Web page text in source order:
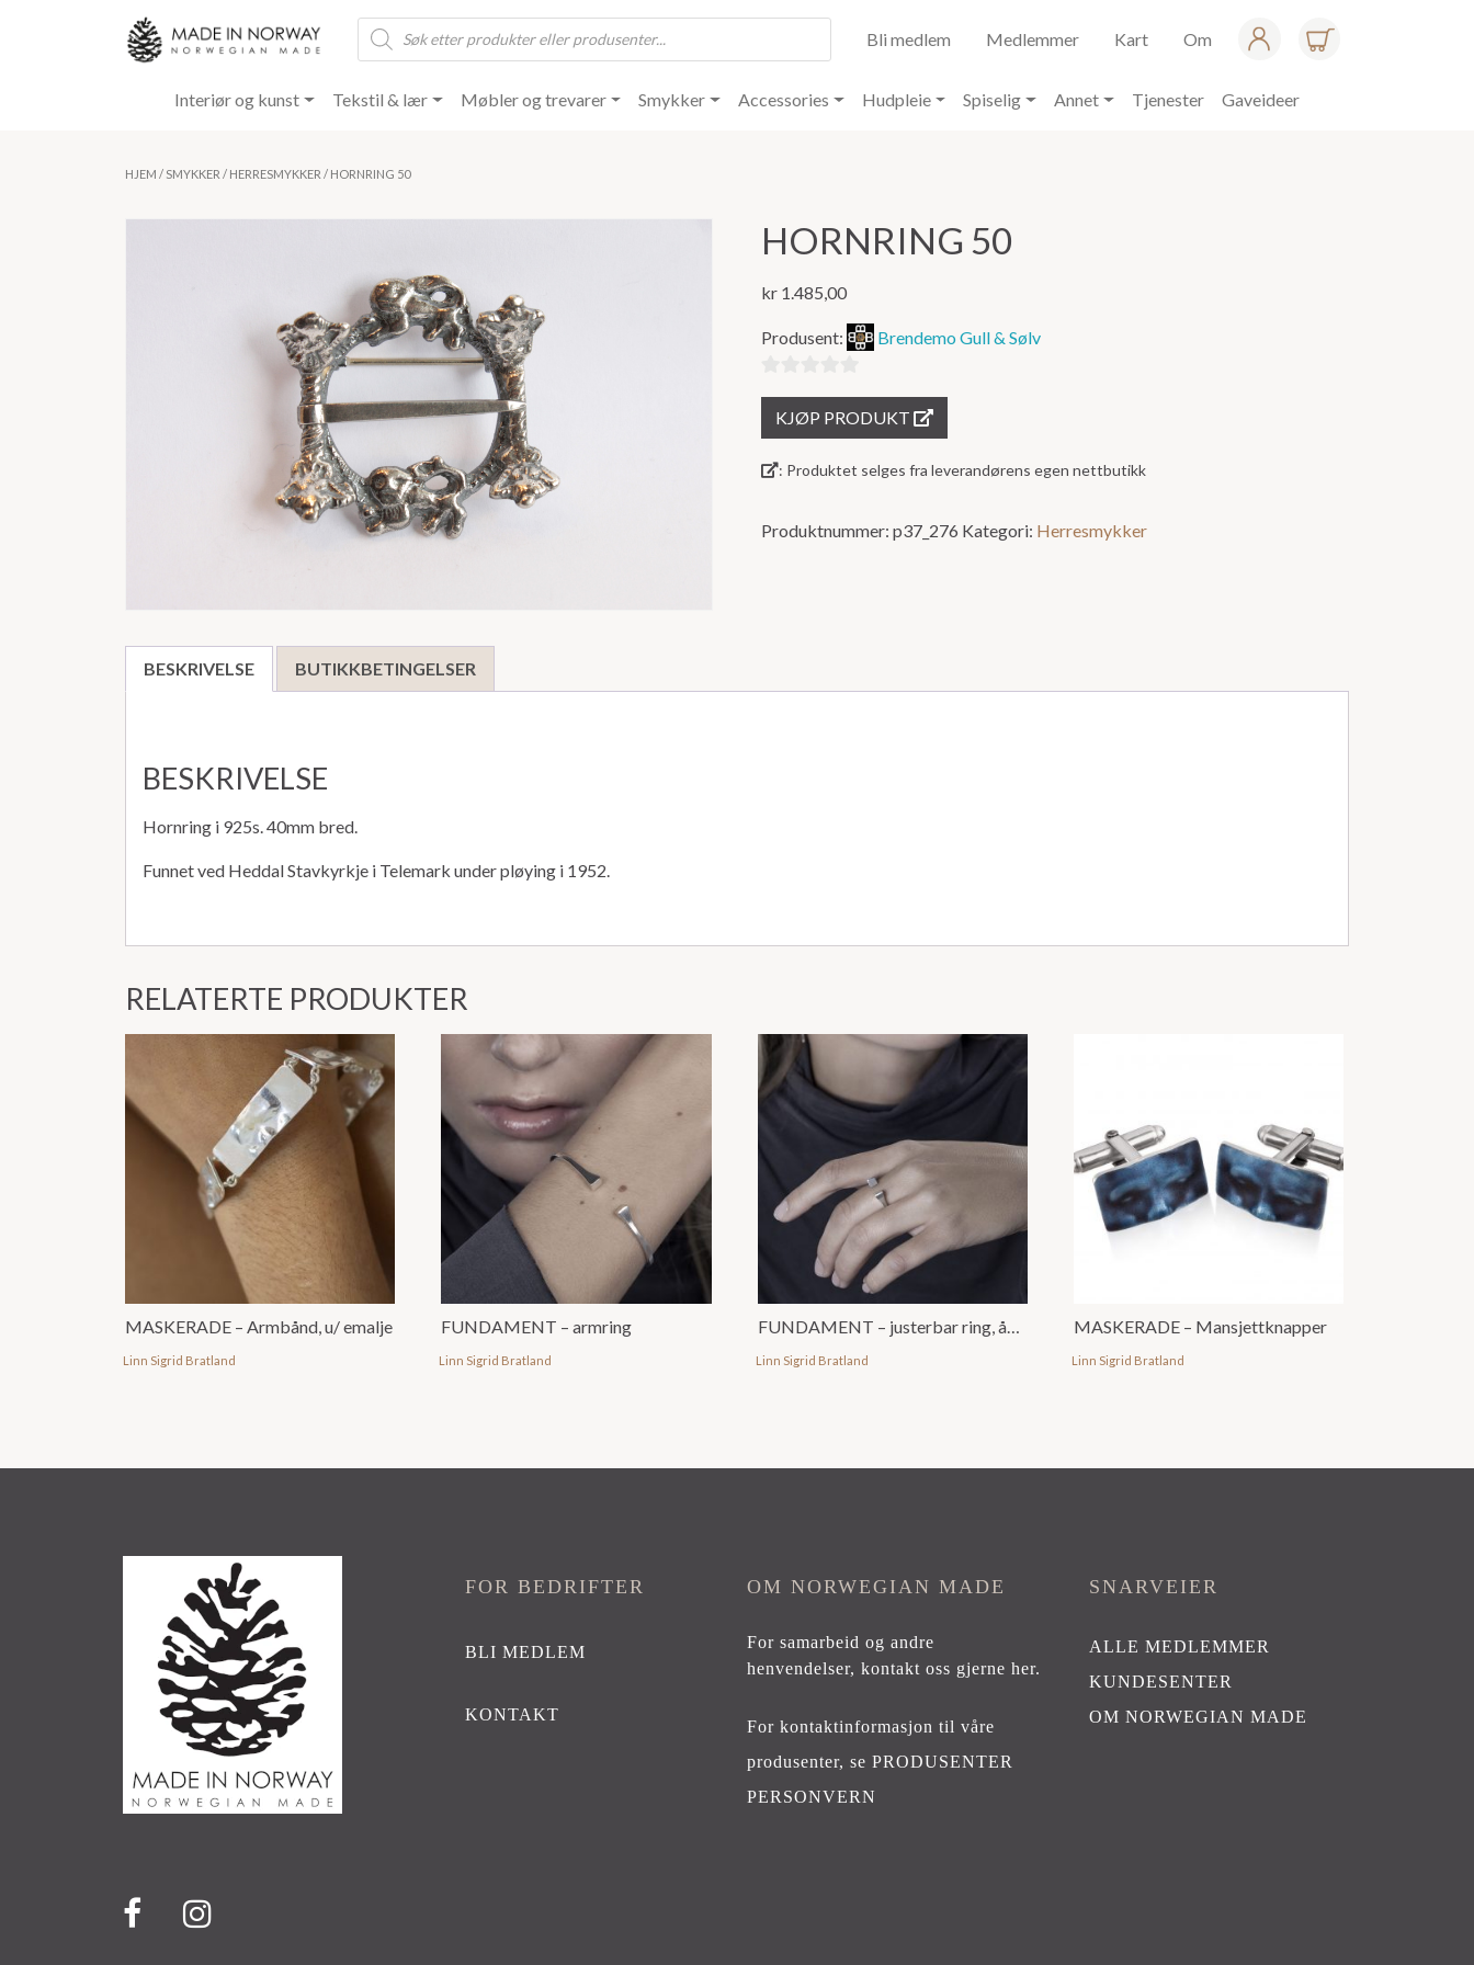
Products
search
Bli medlem Medlemmer Kart Om
Interiør og kunst Tekstil & lær Møbler og trevarer Smykker Accessories Hudpleie Spiselig Annet Tjenester Gaveideer
HJEM / SMYKKER / HERRESMYKKER / HORNRING 50
HORNRING 50
kr 1.485,00
Produsent: Brendemo Gull & Sølv
ut
5
KJØP PRODUKT
: Produktet selges fra leverandørens egen nettbutikk
Produktnummer:p37_276 Kategori: Herresmykker
BESKRIVELSE BUTIKKBETINGELSER
BESKRIVELSE
Hornring i 925s. 40mm bred.
Funnet ved Heddal Stavkyrkje i Telemark under pløying i 1952.
RELATERTE PRODUKTER
MASKERADE – Armbånd, u/ emalje
Linn Sigrid Bratland
FUNDAMENT – armring
Linn Sigrid Bratland
FUNDAMENT – justerbar ring, åpen
Linn Sigrid Bratland
MASKERADE – Mansjettknapper
Linn Sigrid Bratland
FOR BEDRIFTER
BLI MEDLEM
KONTAKT
OM NORWEGIAN MADE
For samarbeid og andre
henvendelser,kontakt oss gjerne her.
For kontaktinformasjon til våre
produsenter, sePRODUSENTER
PERSONVERN
SNARVEIER
ALLE MEDLEMMER
KUNDESENTER
OM NORWEGIAN MADE